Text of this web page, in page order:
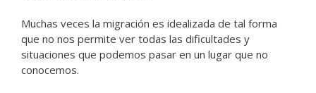
Muchas veces la migración es idealizada de tal forma
que no nos permite ver todas las dificultades y
situaciones que podemos pasar en un lugar que no
conocemos.